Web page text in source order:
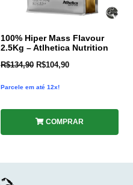
100% Hiper Mass Flavour
2.5Kg – Atlhetica Nutrition
R$134,90 R$104,90
Parcele em até 12x!
COMPRAR